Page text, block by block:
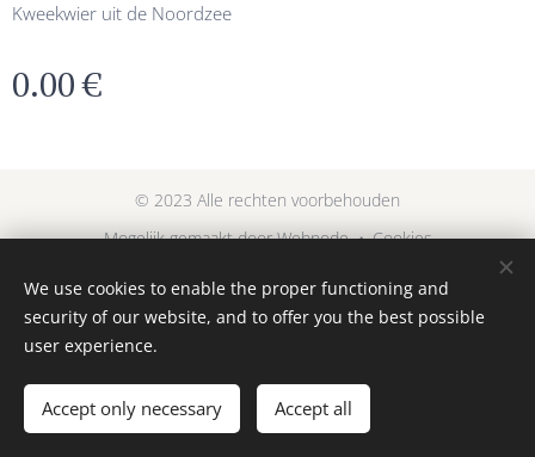
Kweekwier uit de Noordzee
0.00€
Add to cart
© 2023 Alle rechten voorbehouden
Mogelijk gemaakt doorWebnode Cookies
Languages
Nederlands
English
We use cookies to enable the proper functioning and
security of our website, and to offer you the best possible
user experience.
Accept only necessary Accept all